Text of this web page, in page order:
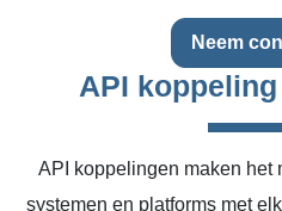
Neem
API
API koppelingen maken het
systemen en platforms met